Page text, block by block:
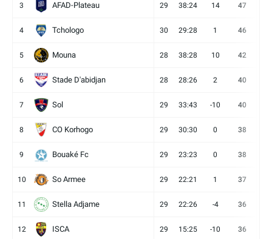
3 AFAD-Plateau 29 38:24 14 47
4 Tchologo 30 29:28 1 46
5 Mouna 28 38:28 10 42
6 Stade D'abidjan 28 28:26 2 40
7 Sol 29 33:43 -10 40
8 CO Korhogo 29 30:30 0 38
9 Bouaké Fc 29 23:23 0 38
10 So Armee 29 22:21 1 37
11 Stella Adjame 29 22:26 -4 36
12 ISCA 29 15:25 -10 36